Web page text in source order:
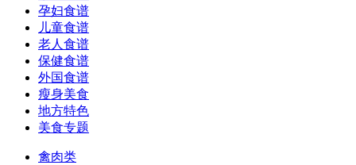
孕妇食谱
儿童食谱
老人食谱
保健食谱
外国食谱
瘦身美食
地方特色
美食专题
禽肉类